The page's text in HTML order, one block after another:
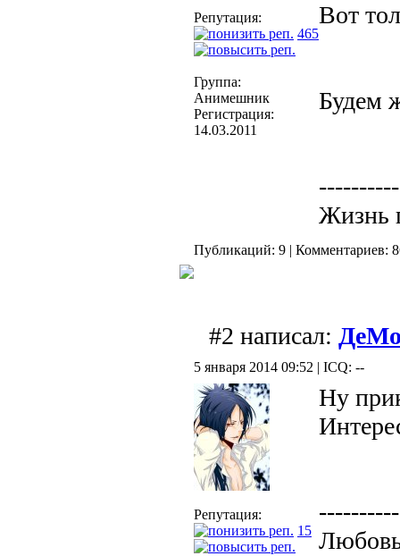
Репутация:
465
Группа:
Анимешник
Регистрация:
14.03.2011
Вот
Будем
Жизнь
Публикаций: 9 | Комментариев:
#2 написал:
5 января 2014 09:52 | ICQ: --
Репутация:
15
Ну